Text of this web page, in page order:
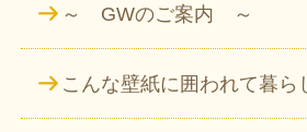
～ GWのご案内 ～
こんな壁紙に囲われて暮ら